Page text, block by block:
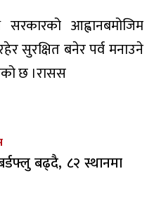
आह्वानबमोजिम
सुरक्षित बनेर पर्व मनाउने
छ ।रासस
बढ्दै, ८२ स्थानमा